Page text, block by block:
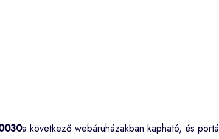
a következő webáruházakban kapható, és